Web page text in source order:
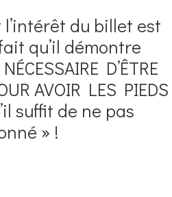
du billet est
qu’il démontre
D’ÊTRE
AVOIR LES PIEDS
suffit de ne pas
» !